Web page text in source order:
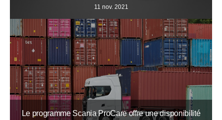
11 nov. 2021
Le programme Scania ProCare offre une disponibilité